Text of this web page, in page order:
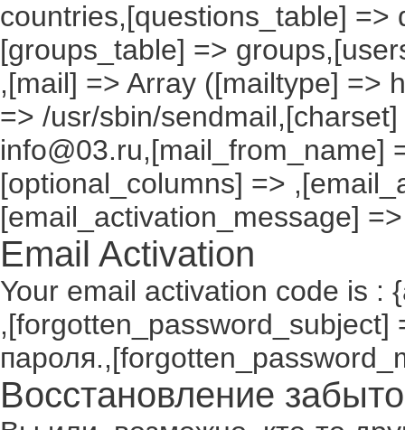
countries,[questions_table]
[groups_table] =>
,[mail] => Array ([mailtype] =>
=> /usr/sbin/
info@03.ru,[mail_from_name]
[optional_columns] =>
[email_activation_message] =>
Email Activation
Your email activation code is :
,[forgotten_password_subject]
Восстановление